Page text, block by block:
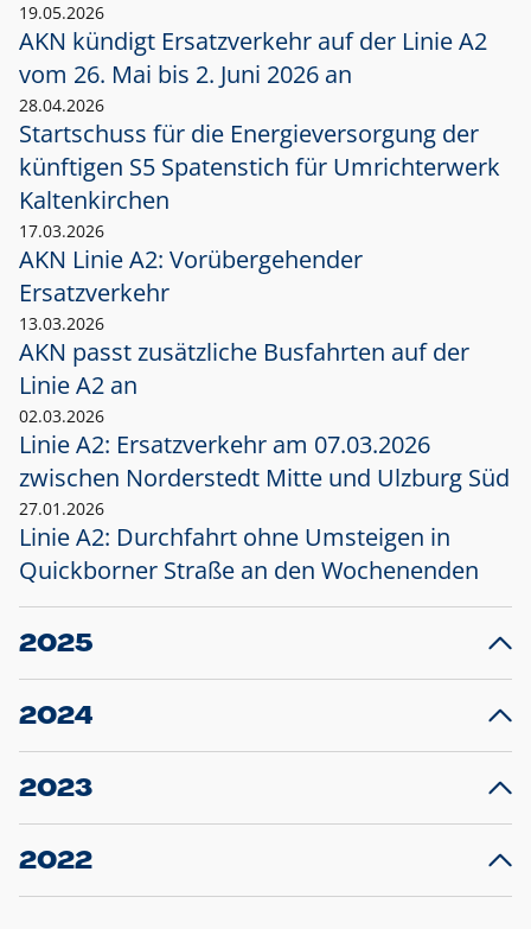
19.05.2026
AKN kündigt Ersatzverkehr auf der Linie A2
vom 26. Mai bis 2. Juni 2026 an
28.04.2026
Startschuss für die Energieversorgung der
künftigen S5 Spatenstich für Umrichterwerk
Kaltenkirchen
17.03.2026
AKN Linie A2: Vorübergehender
Ersatzverkehr
13.03.2026
AKN passt zusätzliche Busfahrten auf der
Linie A2 an
02.03.2026
Linie A2: Ersatzverkehr am 07.03.2026
zwischen Norderstedt Mitte und Ulzburg Süd
27.01.2026
Linie A2: Durchfahrt ohne Umsteigen in
Quickborner Straße an den Wochenenden
2025
23.12.2025
Projekt S5: Start der Bauarbeiten am
2024
10.12.2024
Großprojekt S5: Sperrung der Bahnstraße in
2023
20.12.2023
Schleswig-Holstein verlängert den
2022
22.12.2022